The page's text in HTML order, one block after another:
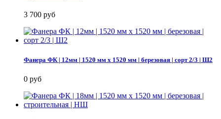
3 700 руб
Фанера ФК | 12мм | 1520 мм х 1520 мм | березовая | сорт 2/3 | Ш2
0 руб